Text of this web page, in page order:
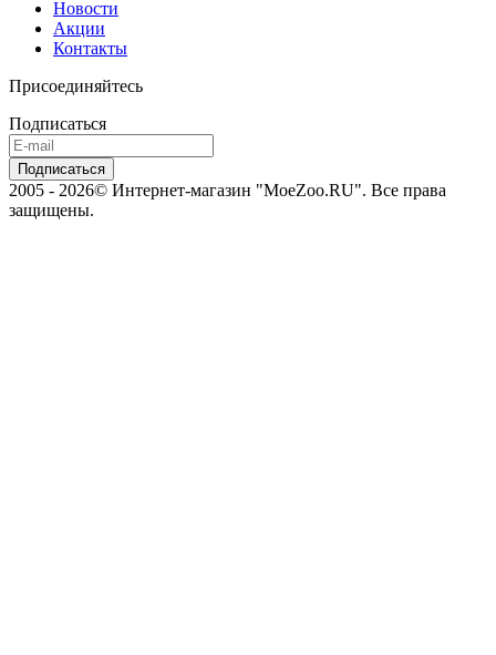
Новости
Акции
Контакты
Присоединяйтесь
Подписаться
2005 - 2026© Интернет-магазин "MoeZoo.RU". Все права
защищены.